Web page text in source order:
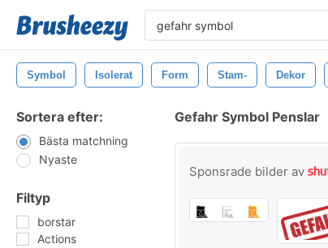
Symbol Isolerat Form Stam- Dekor
Sortera efter:
Bästa matchning
Nyaste
Filtyp
borstar
Actions
Gefahr Symbol Penslar
Sponsrade bilder av